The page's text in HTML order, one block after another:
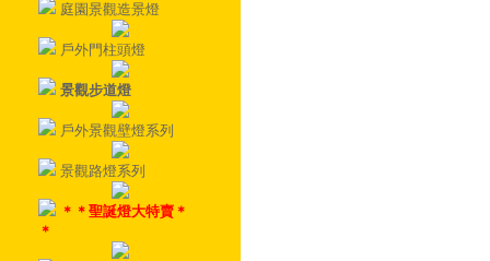
庭園景觀造景燈
戶外門柱頭燈
景觀步道燈
戶外景觀壁燈系列
景觀路燈系列
＊＊聖誕燈大特賣＊
＊